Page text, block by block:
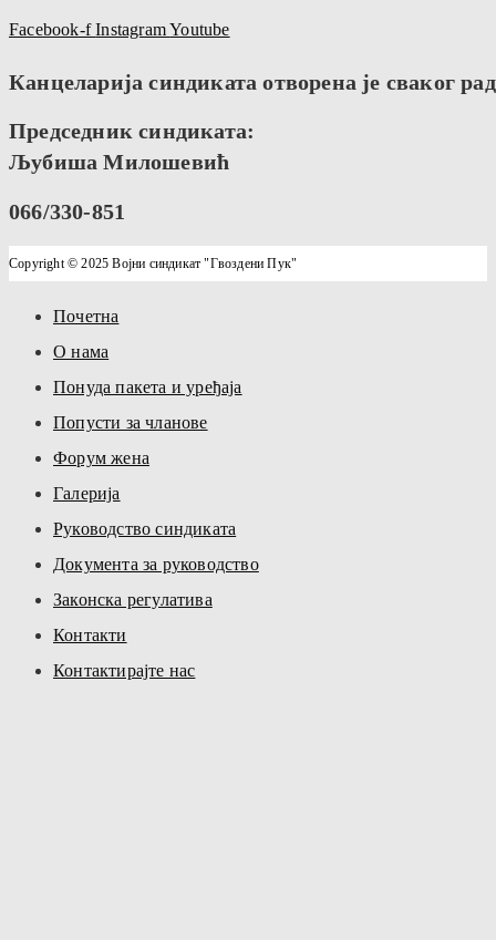
Facebook-f InstagramYoutube
Канцеларија синдиката отворена је сваког
Председник синдиката:
Љубиша Милошевић
066/330-851
Copyright © 2025 Војни синдикат "Гвоздени Пук"
Почетна
О нама
Понуда пакета и уређаја
Попусти за чланове
Форум жена
Галерија
Руководство синдиката
Документа за руководство
Законска регулатива
Контакти
Контактирајте нас